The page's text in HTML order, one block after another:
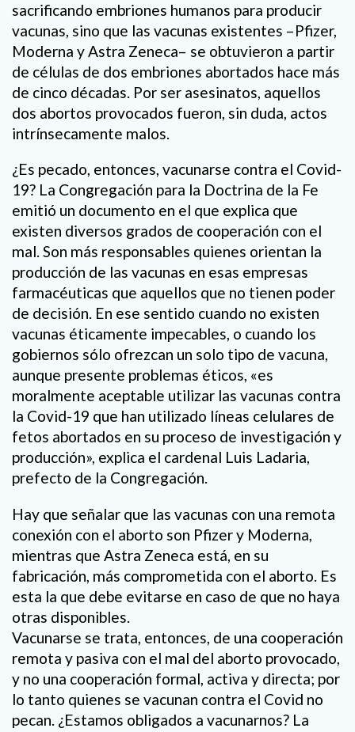
sacrificando embriones humanos para producir
vacunas, sino que las vacunas existentes –Pfizer,
Moderna y Astra Zeneca– se obtuvieron a partir
de células de dos embriones abortados hace más
de cinco décadas. Por ser asesinatos, aquellos
dos abortos provocados fueron, sin duda, actos
intrínsecamente malos.
¿Es pecado, entonces, vacunarse contra el Covid-
19? La Congregación para la Doctrina de la Fe
emitió un documento en el que explica que
existen diversos grados de cooperación con el
mal. Son más responsables quienes orientan la
producción de las vacunas en esas empresas
farmacéuticas que aquellos que no tienen poder
de decisión. En ese sentido cuando no existen
vacunas éticamente impecables, o cuando los
gobiernos sólo ofrezcan un solo tipo de vacuna,
aunque presente problemas éticos, «es
moralmente aceptable utilizar las vacunas contra
la Covid-19 que han utilizado líneas celulares de
fetos abortados en su proceso de investigación y
producción», explica el cardenal Luis Ladaria,
prefecto de la Congregación.
Hay que señalar que las vacunas con una remota
conexión con el aborto son Pfizer y Moderna,
mientras que Astra Zeneca está, en su
fabricación, más comprometida con el aborto. Es
esta la que debe evitarse en caso de que no haya
otras disponibles.
Vacunarse se trata, entonces, de una cooperación
remota y pasiva con el mal del aborto provocado,
y no una cooperación formal, activa y directa; por
lo tanto quienes se vacunan contra el Covid no
pecan. ¿Estamos obligados a vacunarnos? La